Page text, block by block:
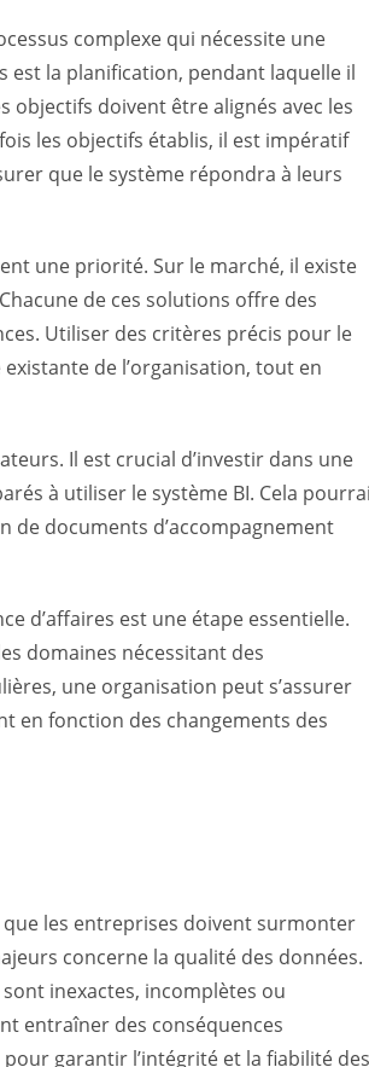
complexe qui nécessite une
la planification, pendant laquelle il
objectifs doivent être alignés avec les
les objectifs établis, il est impératif
que le système répondra à leurs
une priorité. Sur le marché, il existe
de ces solutions offre des
Utiliser des critères précis pour le
de l’organisation, tout en
Il est crucial d’investir dans une
à utiliser le système BI. Cela
de documents d’accompagnement
d’affaires est une étape essentielle.
domaines nécessitant des
une organisation peut s’assurer
en fonction des changements des
que les entreprises doivent surmonter
concerne la qualité des données.
inexactes, incomplètes ou
entraîner des conséquences
garantir l’intégrité et la fiabilité des